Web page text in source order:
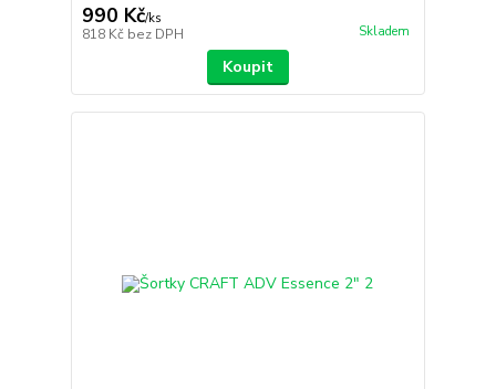
990 Kč/ks
818 Kč bez DPH Skladem
Koupit